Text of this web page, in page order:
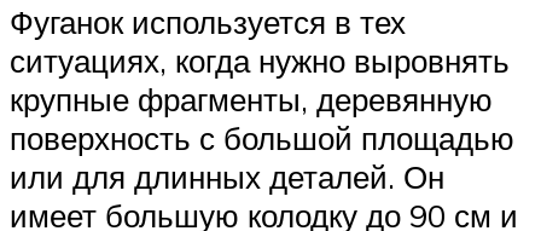
Фуганок используется в тех
ситуациях, когда нужно выровнять
крупные фрагменты, деревянную
поверхность с большой площадью
или для длинных деталей. Он
имеет большую колодку до 90 см и